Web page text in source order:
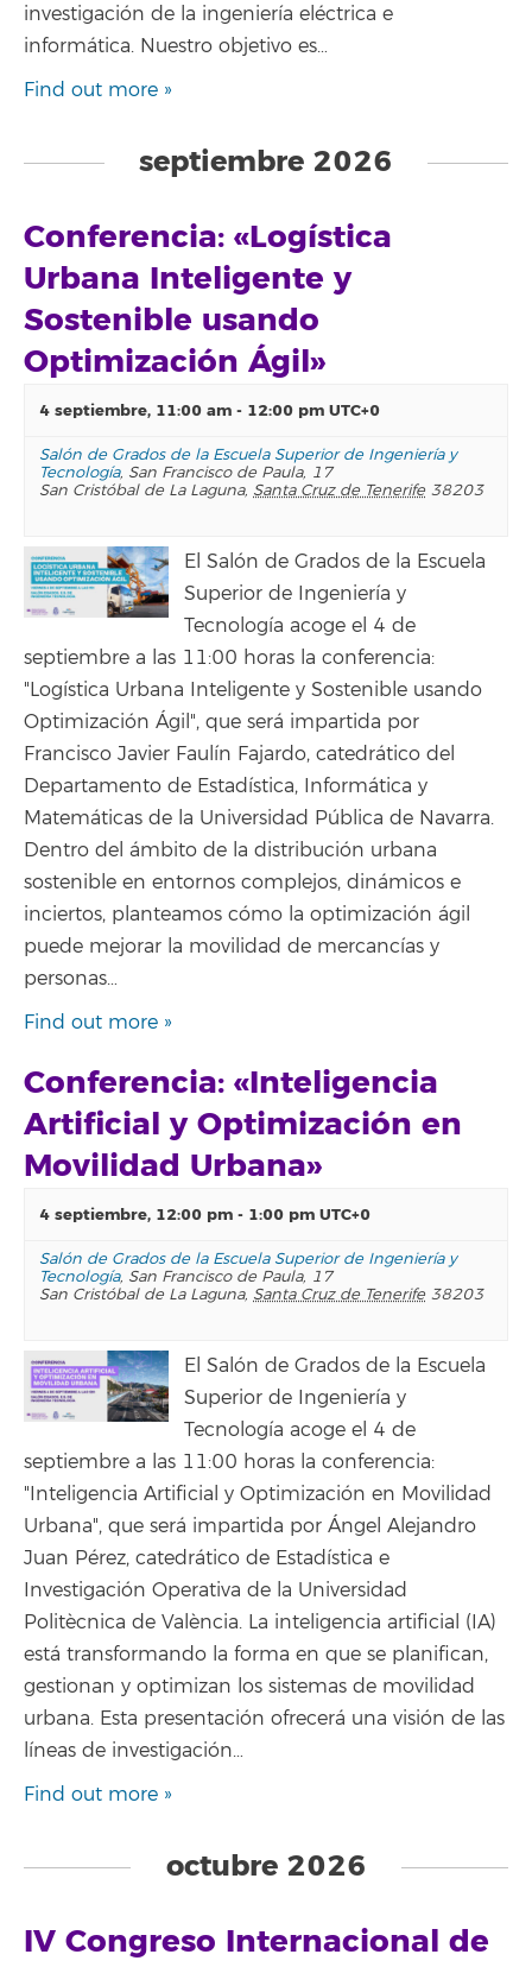
investigación de la ingeniería eléctrica e
informática. Nuestro objetivo es…
Find out more »
septiembre 2026
Conferencia: «Logística
Urbana Inteligente y
Sostenible usando
Optimización Ágil»
4 septiembre, 11:00 am - 12:00 pm UTC+0
Salón de Grados de la Escuela Superior de Ingeniería y
Tecnología, San Francisco de Paula, 17
San Cristóbal de La Laguna, Santa Cruz de Tenerife 38203
El Salón de Grados de la Escuela
Superior de Ingeniería y
Tecnología acoge el 4 de
septiembre a las 11:00 horas la conferencia:
"Logística Urbana Inteligente y Sostenible usando
Optimización Ágil", que será impartida por
Francisco Javier Faulín Fajardo, catedrático del
Departamento de Estadística, Informática y
Matemáticas de la Universidad Pública de Navarra.
Dentro del ámbito de la distribución urbana
sostenible en entornos complejos, dinámicos e
inciertos, planteamos cómo la optimización ágil
puede mejorar la movilidad de mercancías y
personas…
Find out more »
Conferencia: «Inteligencia
Artificial y Optimización en
Movilidad Urbana»
4 septiembre, 12:00 pm - 1:00 pm UTC+0
Salón de Grados de la Escuela Superior de Ingeniería y
Tecnología, San Francisco de Paula, 17
San Cristóbal de La Laguna, Santa Cruz de Tenerife 38203
El Salón de Grados de la Escuela
Superior de Ingeniería y
Tecnología acoge el 4 de
septiembre a las 11:00 horas la conferencia:
"Inteligencia Artificial y Optimización en Movilidad
Urbana", que será impartida por Ángel Alejandro
Juan Pérez, catedrático de Estadística e
Investigación Operativa de la Universidad
Politècnica de València. La inteligencia artificial (IA)
está transformando la forma en que se planifican,
gestionan y optimizan los sistemas de movilidad
urbana. Esta presentación ofrecerá una visión de las
líneas de investigación…
Find out more »
octubre 2026
IV Congreso Internacional de